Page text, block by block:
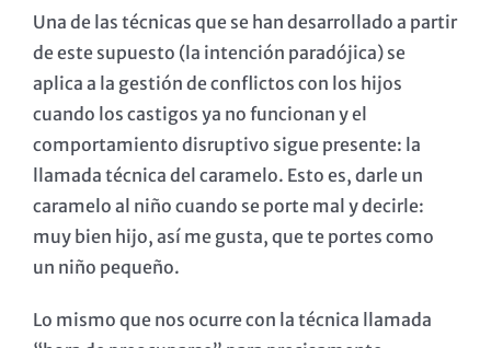
Una de las técnicas que se han desarrollado a partir
de este supuesto (la intención paradójica) se
aplica a la gestión de conflictos con los hijos
cuando los castigos ya no funcionan y el
comportamiento disruptivo sigue presente: la
llamada técnica del caramelo. Esto es, darle un
caramelo al niño cuando se porte mal y decirle:
muy bien hijo, así me gusta, que te portes como
un niño pequeño.
Lo mismo que nos ocurre con la técnica llamada